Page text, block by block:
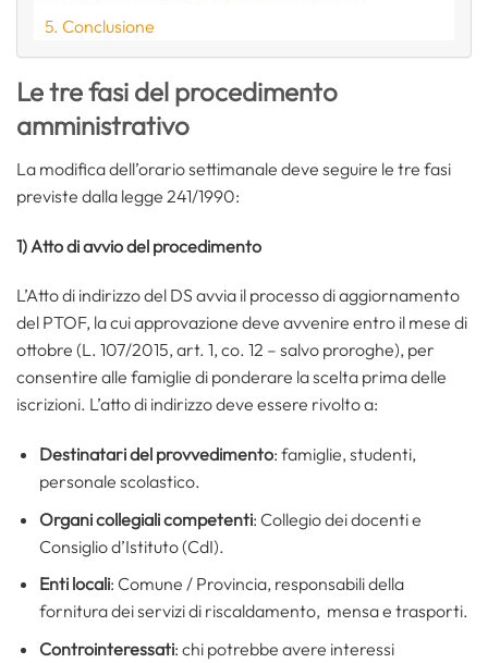
Conclusione
Le tre fasi del procedimento
amministrativo
La modifica dell’orario settimanale deve seguire le tre fasi
previste dalla legge 241/1990:
1) Atto di avvio del procedimento
L’Atto di indirizzo del DS avvia il processo di aggiornamento
del PTOF, la cui approvazione deve avvenire entro il mese di
ottobre (L. 107/2015, art. 1, co. 12 – salvo proroghe), per
consentire alle famiglie di ponderare la scelta prima delle
iscrizioni. L’atto di indirizzo deve essere rivolto a:
Destinatari del provvedimento: famiglie, studenti,
personale scolastico.
Organi collegiali competenti: Collegio dei docenti e
Consiglio d’Istituto (CdI).
Enti locali: Comune / Provincia, responsabili della
fornitura dei servizi di riscaldamento, mensa e trasporti.
Controinteressati: chi potrebbe avere interessi